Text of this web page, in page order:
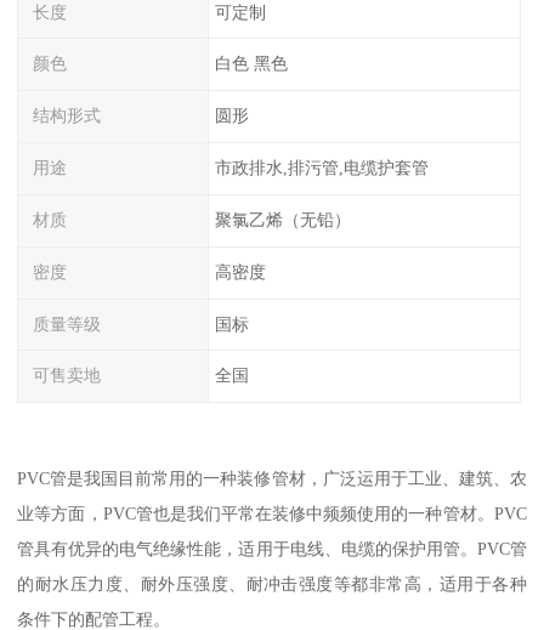
长度 可定制
颜色 白色 黑色
结构形式 圆形
用途 市政排水,排污管,电缆护套管
材质 聚氯乙烯（无铅）
密度 高密度
质量等级 国标
可售卖地 全国
PVC管是我国目前常用的一种装修管材，广泛运用于工业、建筑、农
业等方面，PVC管也是我们平常在装修中频频使用的一种管材。PVC
管具有优异的电气绝缘性能，适用于电线、电缆的保护用管。PVC管
的耐水压力度、耐外压强度、耐冲击强度等都非常高，适用于各种
条件下的配管工程。